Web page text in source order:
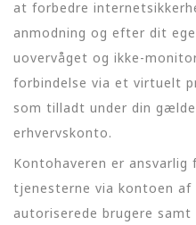
at forbedre
anmodning og efter dit
uovervåget og ikke-
forbindelse via et virtuelt
som tilladt under din
erhvervskonto.
Kontohaveren er ansvarlig
tjenesterne via kontoen af
autoriserede brugere